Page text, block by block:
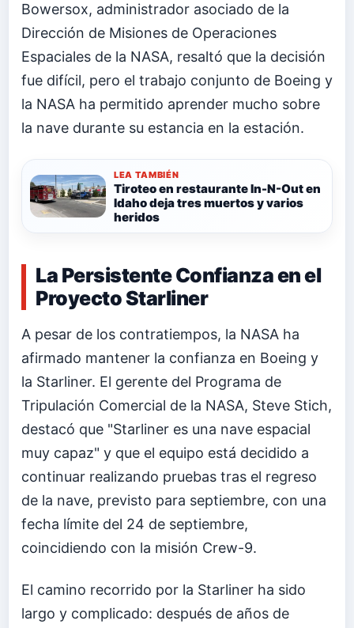
Bowersox, administrador asociado de la
Dirección de Misiones de Operaciones
Espaciales de la NASA, resaltó que la decisión
fue difícil, pero el trabajo conjunto de Boeing y
la NASA ha permitido aprender mucho sobre
la nave durante su estancia en la estación.
LEA TAMBIÉN
Tiroteo en restaurante In-N-Out en
Idaho deja tres muertos y varios
heridos
La Persistente Confianza en el
Proyecto Starliner
A pesar de los contratiempos, la NASA ha
afirmado mantener la confianza en Boeing y
la Starliner. El gerente del Programa de
Tripulación Comercial de la NASA, Steve Stich,
destacó que "Starliner es una nave espacial
muy capaz" y que el equipo está decidido a
continuar realizando pruebas tras el regreso
de la nave, previsto para septiembre, con una
fecha límite del 24 de septiembre,
coincidiendo con la misión Crew-9.
El camino recorrido por la Starliner ha sido
largo y complicado: después de años de